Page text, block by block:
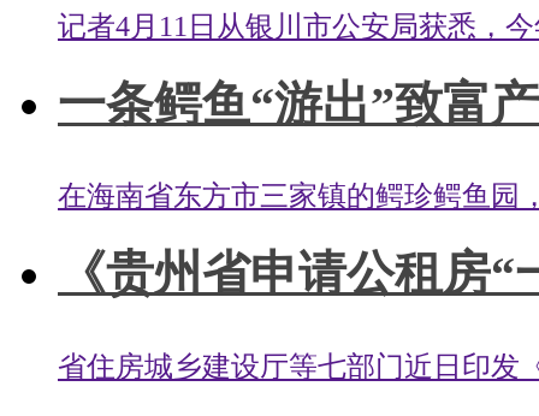
记者4月11日从银川市公安局获悉，
一条鳄鱼“游出”致富
在海南省东方市三家镇的鳄珍鳄鱼园
《贵州省申请公租房
省住房城乡建设厅等七部门近日印发